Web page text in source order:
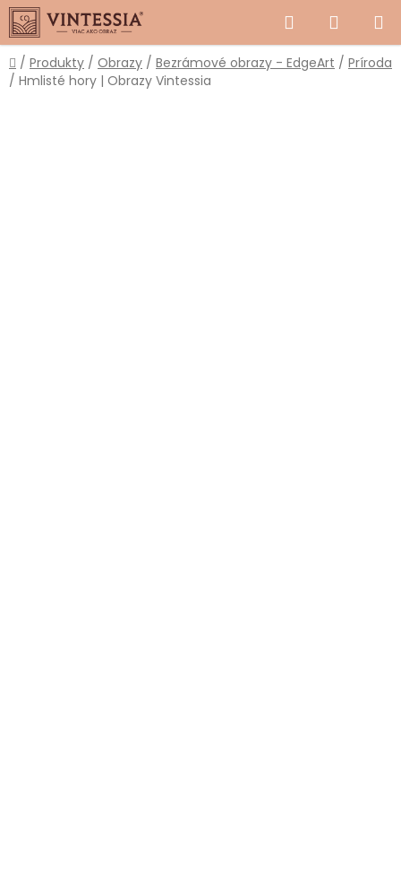
Prejsť
na
obsah
Hľadať
KOŠÍK
Domov
/ Produkty / Obrazy / Bezrámové obrazy - EdgeArt / Príroda
/ Hmlisté hory | Obrazy Vintessia